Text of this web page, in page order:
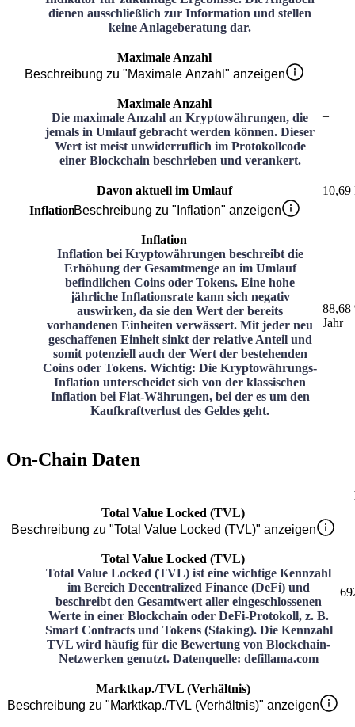
dienen ausschließlich zur Information und stellen
keine Anlageberatung dar.
Maximale Anzahl
Beschreibung zu "Maximale Anzahl" anzeigen
Maximale Anzahl
Die maximale Anzahl an Kryptowährungen, die
jemals in Umlauf gebracht werden können. Dieser
Wert ist meist unwiderruflich im Protokollcode
einer Blockchain beschrieben und verankert.
–
Davon aktuell im Umlauf
10,69
InflationBeschreibung zu "Inflation" anzeigen
Inflation
Inflation bei Kryptowährungen beschreibt die
Erhöhung der Gesamtmenge an im Umlauf
befindlichen Coins oder Tokens. Eine hohe
jährliche Inflationsrate kann sich negativ
auswirken, da sie den Wert der bereits
vorhandenen Einheiten verwässert. Mit jeder neu
geschaffenen Einheit sinkt der relative Anteil und
somit potenziell auch der Wert der bestehenden
Coins oder Tokens. Wichtig: Die Kryptowährungs-
Inflation unterscheidet sich von der klassischen
Inflation bei Fiat-Währungen, bei der es um den
Kaufkraftverlust des Geldes geht.
88,68
Jahr
On-Chain Daten
Total Value Locked (TVL)
Beschreibung zu "Total Value Locked (TVL)" anzeigen
Total Value Locked (TVL)
Total Value Locked (TVL) ist eine wichtige Kennzahl
im Bereich Decentralized Finance (DeFi) und
beschreibt den Gesamtwert aller eingeschlossenen
Werte in einer Blockchain oder DeFi-Protokoll, z. B.
Smart Contracts und Tokens (Staking). Die Kennzahl
TVL wird häufig für die Bewertung von Blockchain-
Netzwerken genutzt. Datenquelle: defillama.com
Marktkap./TVL (Verhältnis)
Beschreibung zu "Marktkap./TVL (Verhältnis)" anzeigen